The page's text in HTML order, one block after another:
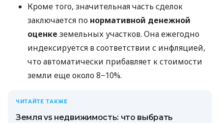
Кроме того, значительная часть сделок
заключается по нормативной денежной
оценке земельных участков. Она ежегодно
индексируется в соответствии с инфляцией,
что автоматически прибавляет к стоимости
земли еще около 8−10%.
ЧИТАЙТЕ ТАКЖЕ
Земля vs недвижимость: что выбрать